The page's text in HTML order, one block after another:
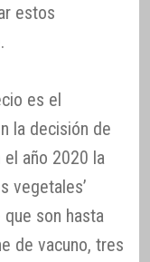
estos
es el
la decisión de
año 2020 la
vegetales’
son hasta
de vacuno, tres